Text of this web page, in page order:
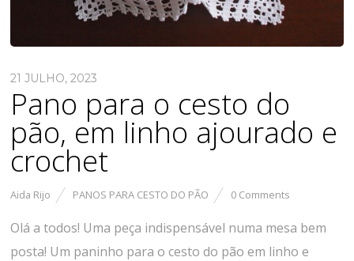
21 JULHO, 2023
Pano para o cesto do
pão, em linho ajourado e
crochet
Aida Rijo PANOS PARA CESTO DO PÃO 0 Comments
Olá a todos! Uma peça indispensável numa mesa bem
posta! Um paninho para o cesto do pão em linho e